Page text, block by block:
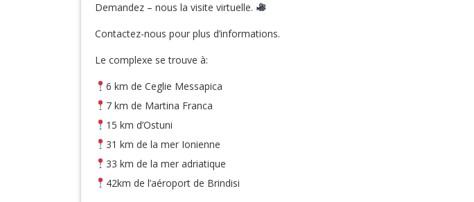
Demandez – nous la visite virtuelle.
Contactez-nous pour plus d’informations.
Le complexe se trouve à:
6 km de Ceglie Messapica
7 km de Martina Franca
15 km d’Ostuni
31 km de la mer Ionienne
33 km de la mer adriatique
42km de l’aéroport de Brindisi